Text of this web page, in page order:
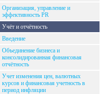
Организация, управление и
эффективность PR
Учёт и отчётность
Введение
Объединение бизнеса и
консолидированная финансовая
отчётность
Учет изменения цен, валютных
курсов и финансовая учетность в
период инфляции